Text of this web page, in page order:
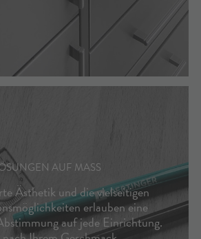
AUF MASS
Ästhetik und die vielseitigen
erlauben eine
auf jede Einrichtung.